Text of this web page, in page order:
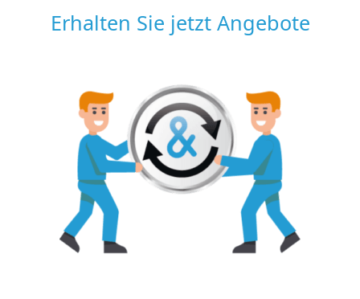
Erhalten Sie jetzt Angebote